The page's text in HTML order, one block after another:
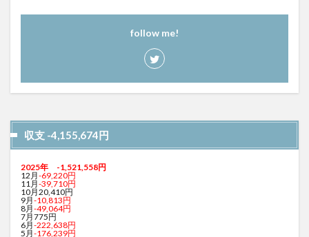
follow me!
収支 -4,155,674円
2025年 -1,521,558円
12月-69,220円
11月-39,710円
10月20,410円
9月-10,813円
8月-49,064円
7月775円
6月-222,638円
5月-176,239円